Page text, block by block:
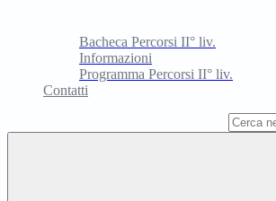
Bacheca Percorsi II° liv.
Informazioni
Programma Percorsi II° liv.
Contatti